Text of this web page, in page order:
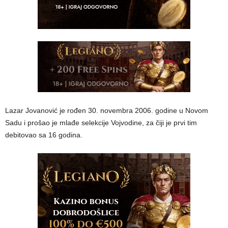
Lazar Jovanović je rođen 30. novembra 2006. godine u Novom
Sadu i prošao je mlađe selekcije Vojvodine, za čiji je prvi tim
debitovao sa 16 godina.